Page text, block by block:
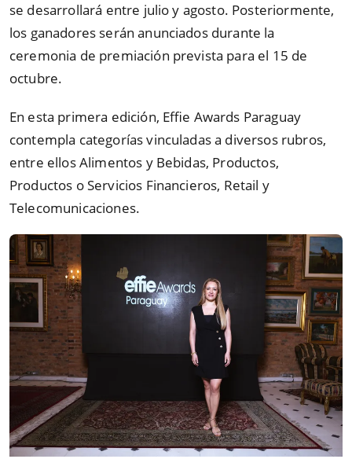
se desarrollará entre julio y agosto. Posteriormente,
los ganadores serán anunciados durante la
ceremonia de premiación prevista para el 15 de
octubre.
En esta primera edición, Effie Awards Paraguay
contempla categorías vinculadas a diversos rubros,
entre ellos Alimentos y Bebidas, Productos,
Productos o Servicios Financieros, Retail y
Telecomunicaciones.